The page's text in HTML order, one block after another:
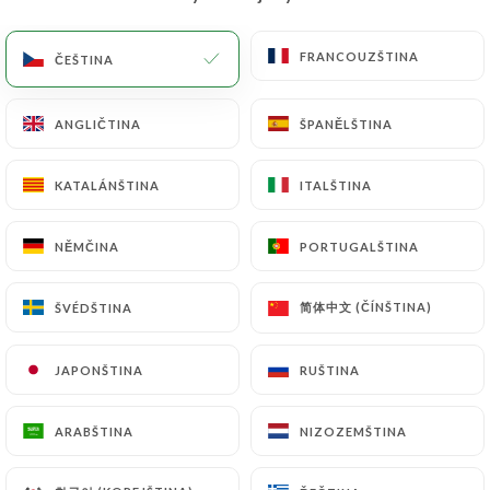
ČEŠTINA FRANCOUZŠTINA
ANGLIČTINA ŠPANĚLŠTINA
KATALÁNŠTINA ITALŠTINA
NĚMČINA PORTUGALŠTINA
ŠVÉDŠTINA 简体中文 (ČÍNŠTINA)
JAPONŠTINA RUŠTINA
ARABŠTINA NIZOZEMŠTINA
/
Kontakt
ČEŠTINA FRANCOUZŠTINA
ANGLIČTINA ŠPANĚLŠTINA
KATALÁNŠTINA ITALŠTINA
NĚMČINA PORTUGALŠTINA
ŠVÉDŠTINA 简体中文 (ČÍNŠTINA)
JAPONŠTINA RUŠTINA
ARABŠTINA NIZOZEMŠTINA